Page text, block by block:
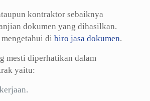
kontraktor sebaiknya
dokumen yang dihasilkan.
di biro jasa dokumen.
mesti diperhatikan dalam
yaitu: